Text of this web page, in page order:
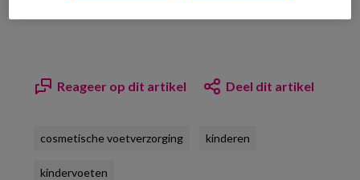
Reageer op dit artikel Deel dit artikel
cosmetische voetverzorging kinderen
kindervoeten